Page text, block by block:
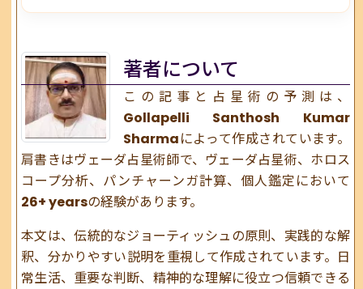
著者について
この記事と占星術の予測は、
Gollapelli Santhosh Kumar
Sharmaによって作成されています。
肩書きはヴェーダ占星術師で、ヴェーダ占星術、ホロス
コープ分析、パンチャーンガ計算、個人鑑定において
26+ yearsの経験があります。
本文は、伝統的なジョーティッシュの原則、実践的な解
釈、分かりやすい説明を重視して作成されています。日
常生活、重要な判断、精神的な理解に役立つ信頼できる